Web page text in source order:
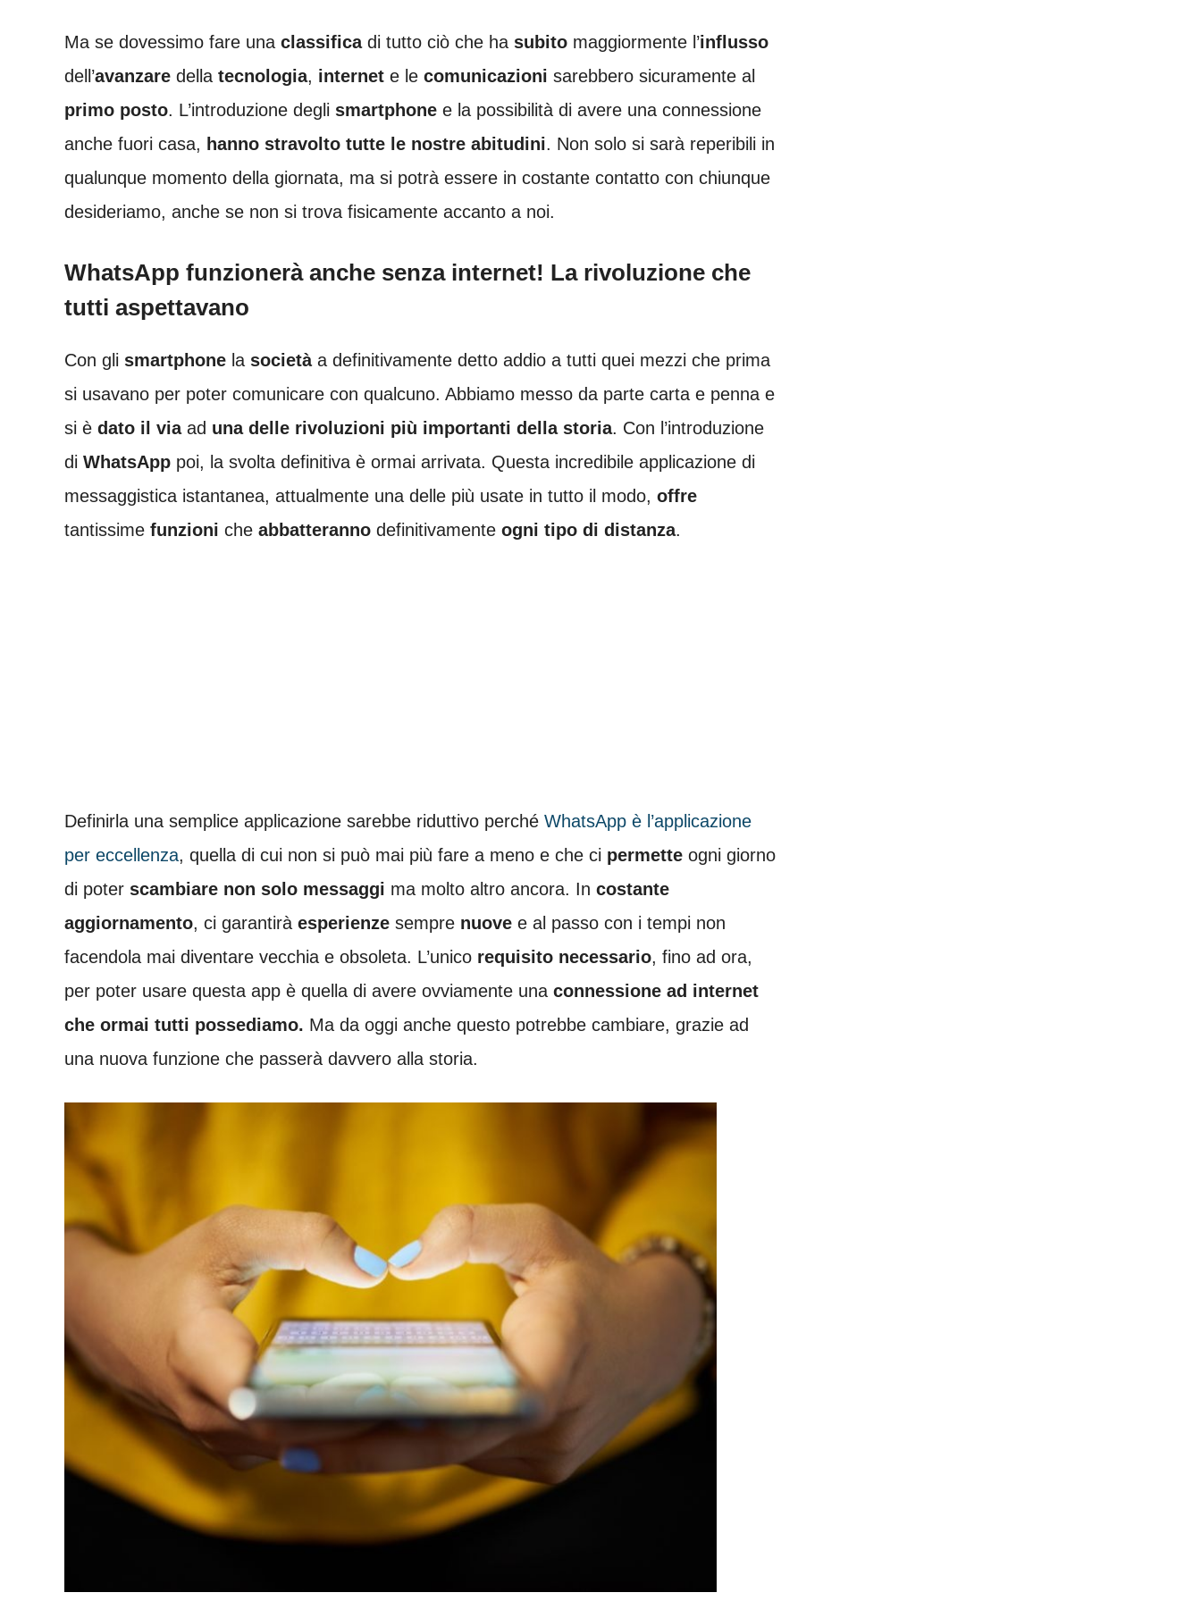
Ma se dovessimo fare una classificadi tutto ciò che ha subito maggiormente l’influsso
dell’avanzare della tecnologia, internet e le comunicazioni sarebbero sicuramente al
primo posto. L’introduzione degli smartphone e la possibilità di avere una connessione
anche fuori casa, hanno stravolto tutte le nostre abitudini. Non solo si sarà reperibili in
qualunque momento della giornata, ma si potrà essere in costante contatto con chiunque
desideriamo, anche se non si trova fisicamente accanto a noi.
WhatsApp funzionerà anche senza internet! La rivoluzione che
tutti aspettavano
Con gli smartphone la societàa definitivamente detto addio a tutti quei mezzi che prima
si usavano per poter comunicare con qualcuno. Abbiamo messo da parte carta e penna e
si è dato il viaad una delle rivoluzioni più importanti della storia. Con l’introduzione
di WhatsApp poi, la svolta definitiva è ormai arrivata. Questa incredibile applicazione di
messaggistica istantanea, attualmente una delle più usate in tutto il modo, offre
tantissime funzioni che abbatteranno definitivamente ogni tipo di distanza.
Definirla una semplice applicazione sarebbe riduttivo perché WhatsApp è l’applicazione
per eccellenza, quella di cui non si può mai più fare a meno e che ci permette ogni giorno
di poter scambiare non solo messaggi ma molto altro ancora. In costante
aggiornamento, ci garantirà esperienze sempre nuove e al passo con i tempi non
facendola mai diventare vecchia e obsoleta. L’unico requisito necessario, fino ad ora,
per poter usare questa app è quella di avere ovviamente una connessione ad internet
che ormai tutti possediamo. Ma da oggi anche questo potrebbe cambiare, grazie ad
una nuova funzione che passerà davvero alla storia.